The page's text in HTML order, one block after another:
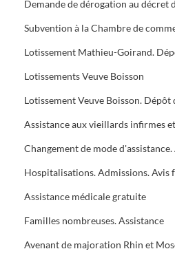
Lotissement Mathieu-Goirand.
Lotissements Veuve Boisson
Lotissement Veuve Boisson.
Assistance aux vieillards infirmes
Hospitalisations. Admissions. Avis
Assistance médicale gratuite
Familles nombreuses. Assistance
Avenant de majoration Rhin et